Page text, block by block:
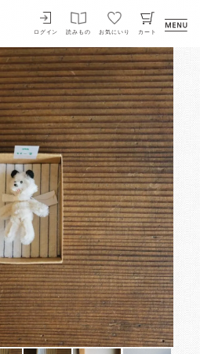
ログイン 読みもの お気にいり カート